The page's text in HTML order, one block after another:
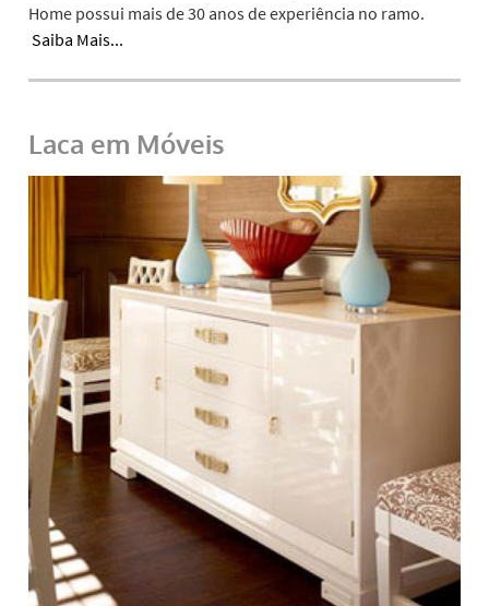
Home possui mais de 30 anos de experiência no ramo.
Saiba Mais...
Laca em Móveis